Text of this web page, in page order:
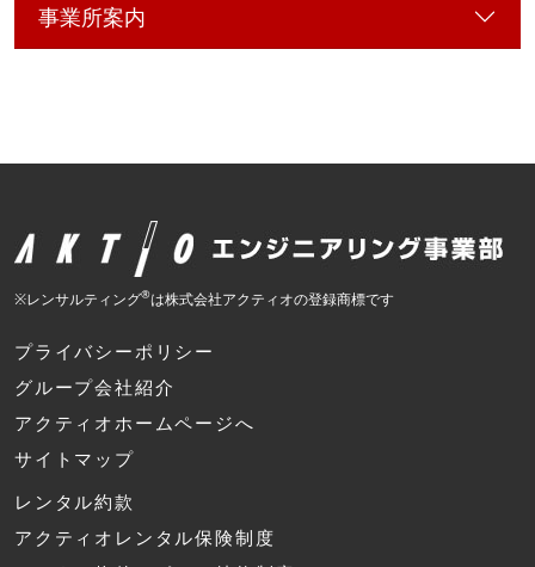
事業所案内
※レンサルティング®は株式会社アクティオの登録商標です
プライバシーポリシー
グループ会社紹介
アクティオホームページへ
サイトマップ
レンタル約款
アクティオレンタル保険制度